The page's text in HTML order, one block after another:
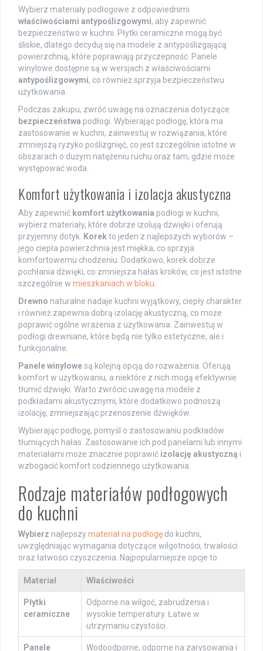
Wybierz materiały podłogowe z odpowiednimi
właściwościami antypoślizgowymi, aby zapewnić
bezpieczeństwo w kuchni. Płytki ceramiczne mogą być
śliskie, dlatego decyduj się na modele z antypoślizgającą
powierzchnią, które poprawiają przyczepność. Panele
winylowe dostępne są w wersjach z właściwościami
antypoślizgowymi, co również sprzyja bezpieczeństwu
użytkowania.
Podczas zakupu, zwróć uwagę na oznaczenia dotyczące
bezpieczeństwa podłogi. Wybierając podłogę, która ma
zastosowanie w kuchni, zainwestuj w rozwiązania, które
zmniejszą ryzyko poślizgnięć, co jest szczególnie istotne w
obszarach o dużym natężeniu ruchu oraz tam, gdzie może
występować woda.
Komfort użytkowania i izolacja akustyczna
Aby zapewnić komfort użytkowania podłogi w kuchni,
wybierz materiały, które dobrze izolują dźwięki i oferują
przyjemny dotyk. Korekto jeden z najlepszych wyborów –
jego ciepła powierzchnia jest miękka, co sprzyja
komfortowemu chodzeniu. Dodatkowo, korek dobrze
pochłania dźwięki, co zmniejsza hałas kroków, co jest istotne
szczególnie w mieszkaniach w bloku.
Drewno naturalne nadaje kuchni wyjątkowy, ciepły charakter
i również zapewnia dobrą izolację akustyczną, co może
poprawić ogólne wrażenia z użytkowania. Zainwestuj w
podłogi drewniane, które będą nie tylko estetyczne, ale i
funkcjonalne.
Panele winylowesą kolejną opcją do rozważenia. Oferują
komfort w użytkowaniu, a niektóre z nich mogą efektywnie
tłumić dźwięki. Warto zwrócić uwagę na modele z
podkładami akustycznymi, które dodatkowo podnoszą
izolację, zmniejszając przenoszenie dźwięków.
Wybierając podłogę, pomyśl o zastosowaniu podkładów
tłumiących hałas. Zastosowanie ich pod panelami lub innymi
materiałami może znacznie poprawić izolację akustyczną i
wzbogacić komfort codziennego użytkowania.
Rodzaje materiałów podłogowych
do kuchni
Wybierz najlepszymateriał na podłogę do kuchni,
uwzględniając wymagania dotyczące wilgotności, trwałości
oraz łatwości czyszczenia. Najpopularniejsze opcje to:
Materiał Właściwości
Płytki
ceramiczne
Odporne na wilgoć, zabrudzenia i
wysokie temperatury. Łatwe w
utrzymaniu czystości.
Panele
Wodoodporne, odporne na zarysowania i